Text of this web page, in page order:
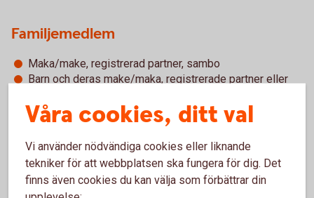
Familjemedlem
Maka/make, registrerad partner, sambo
Barn och deras make/maka, registrerade partner eller
Föräldrar
Känd medarbetare
Person som gemensamt med en person i politiskt
Våra cookies, ditt val
Vi använder nödvändiga cookies eller liknande
tekniker för att webbplatsen ska fungera för dig. Det
finns även cookies du kan välja som förbättrar din